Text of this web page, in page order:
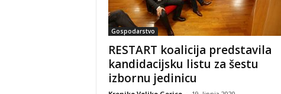
Gospodarstvo
RESTART koalicija predstavila
kandidacijsku listu za šestu
izbornu jedinicu